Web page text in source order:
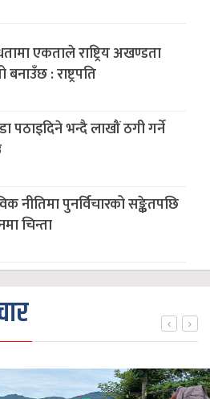
एकताले राष्ट्रिय अखण्डता
बनाउँछ : राष्ट्रपति
पठाइदिने भन्दै लाखौं ठगी गर्ने
नीतिमा पुनर्विचारको सङ्केतपछि
चिन्ता